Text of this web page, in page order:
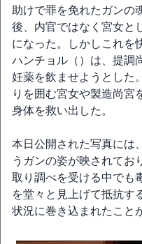
助けで罪を免れたガンの
後、内官ではなく宮女と
になった。しかしこれを
ハンチョル（）は、提調
妊薬を飲ませようとした
りを囲む宮女や製造尚宮
身体を救い出した。
本日公開された写真には
うガンの姿が映されてお
取り調べを受ける中でも
を堂々と見上げて抵抗す
状況に巻き込まれたこと